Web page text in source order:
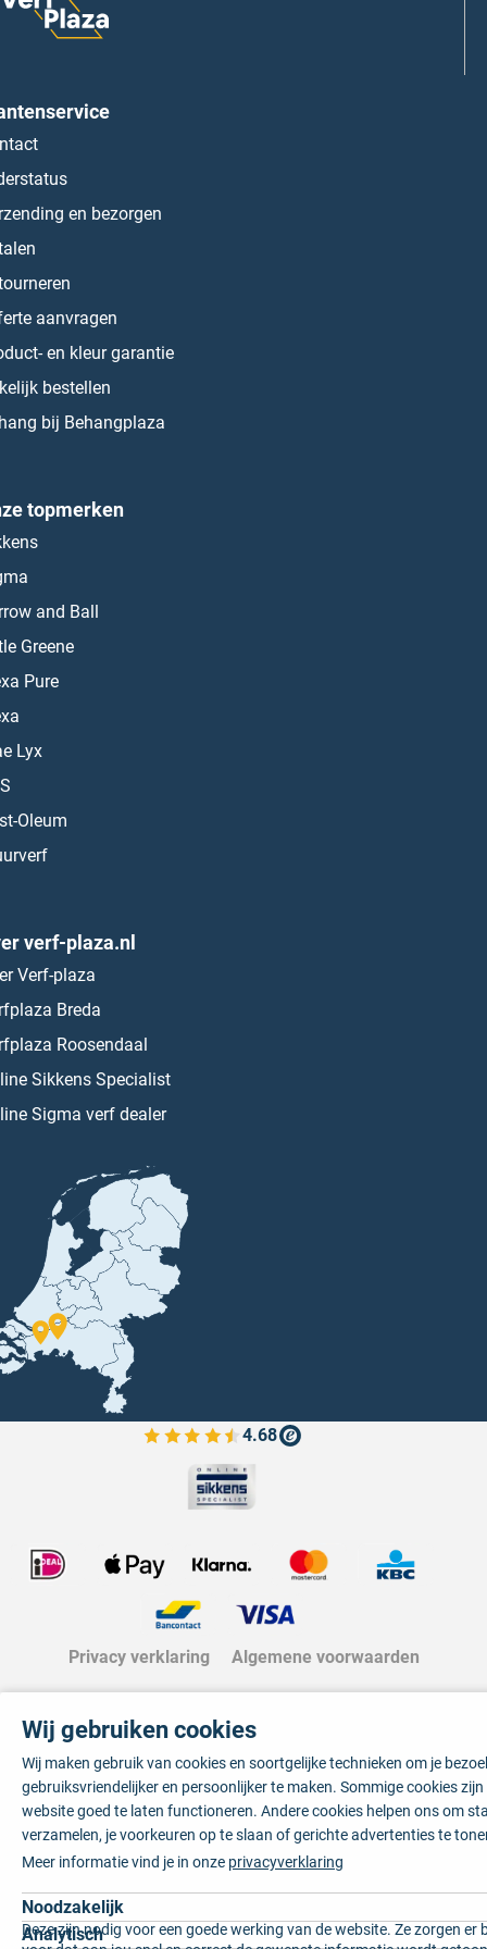
en bezorgen
aanvragen
en kleur garantie
bestellen
bij Behangplaza
topmerken
and Ball
Greene
Pure
Lyx
Oleum
verf-plaza.nl
Verf-plaza
Breda
Roosendaal
Sikkens Specialist
Sigma verf dealer
4.68
Bekijk de verfplaza beoordelingen
Privacy verklaring Algemene voorwaarden
Wij gebruiken cookies
Wij maken gebruik van cookies en soortgelijke technieken om je
gebruiksvriendelijker en persoonlijker te maken. Sommige cookies
website goed te laten functioneren. Andere cookies helpen ons om
verzamelen, je voorkeuren op te slaan of gerichte advertenties te
Meer informatie vind je in onze privacyverklaring
Noodzakelijk
Deze zijn nodig voor een goede werking van de website. Ze zorgen er
Analytisch